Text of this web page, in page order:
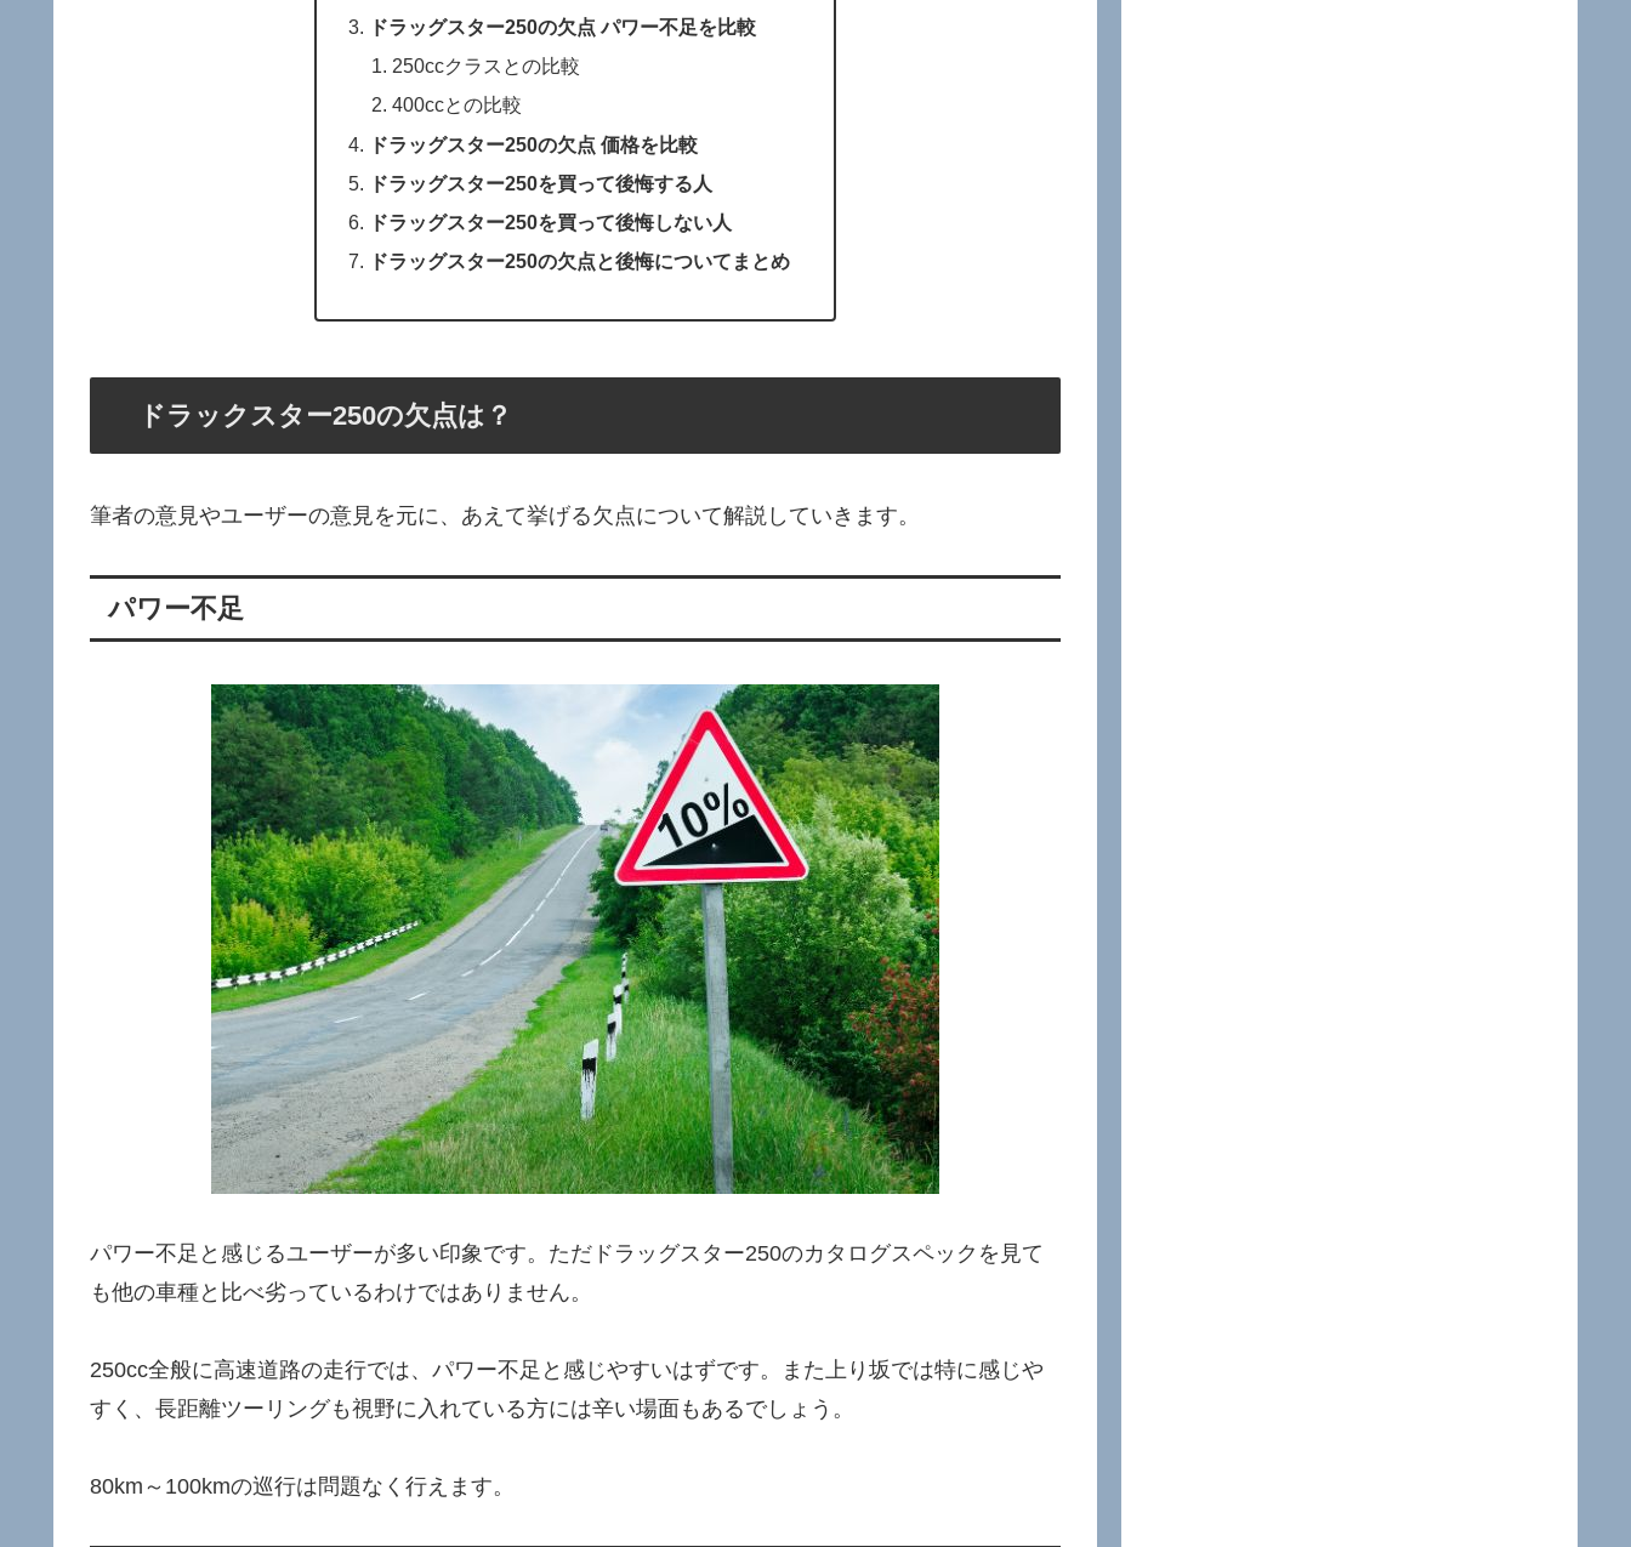
ドラッグスター250の欠点 パワー不足を比較
250ccクラスとの比較
400ccとの比較
ドラッグスター250の欠点 価格を比較
ドラッグスター250を買って後悔する人
ドラッグスター250を買って後悔しない人
ドラッグスター250の欠点と後悔についてまとめ
ドラックスター250の欠点は？
筆者の意見やユーザーの意見を元に、あえて挙げる欠点について解説していきます。
パワー不足
パワー不足と感じるユーザーが多い印象です。ただドラッグスター250のカタログスペックを見て
も他の車種と比べ劣っているわけではありません。
250cc全般に高速道路の走行では、パワー不足と感じやすいはずです。また上り坂では特に感じや
すく、長距離ツーリングも視野に入れている方には辛い場面もあるでしょう。
80km～100kmの巡行は問題なく行えます。